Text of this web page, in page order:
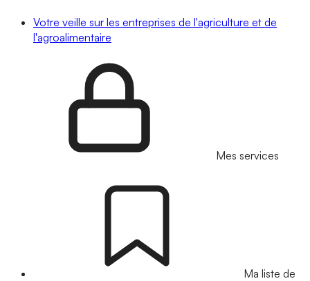
Votre veille sur les entreprises de l'agriculture et de
l'agroalimentaire
Mes services
Ma liste de